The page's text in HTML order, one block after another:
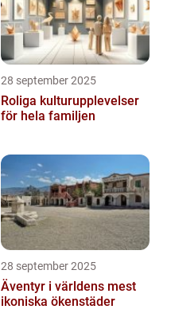
28 september 2025
Roliga kulturupplevelser
för hela familjen
28 september 2025
Äventyr i världens mest
ikoniska ökenstäder